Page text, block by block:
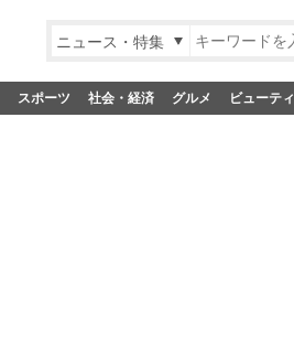
ニュース・特集
スポーツ 社会・経済 グルメ ビューティ